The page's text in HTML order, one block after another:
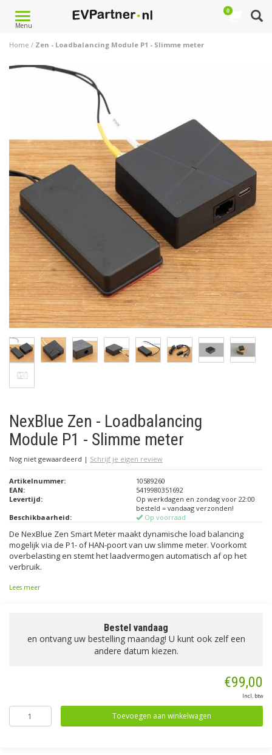
Toggle
navigation
Menu
0
Home / Zen - Loadbalancing Module P1 - Slimme meter
NexBlue Zen - Loadbalancing
Module P1 - Slimme meter
Nog niet gewaardeerd | Schrijf je eigen review
Artikelnummer:
10589260
EAN:
5419980351692
Levertijd:
Op werkdagen en zondag voor 22:00
besteld = vandaag verzonden!
Beschikbaarheid:
Op voorraad
De NexBlue Zen Smart Meter maakt dynamische load balancing
mogelijk via de P1- of HAN-poort van uw slimme meter. Voorkomt
overbelasting en stemt het laadvermogen automatisch af op het
verbruik.
Lees meer
Bestel vandaag
en ontvang uw bestelling maandag! U kunt ook zelf een
andere datum kiezen.
€99,00
Incl. btw
Toevoegen aan winkelwagen